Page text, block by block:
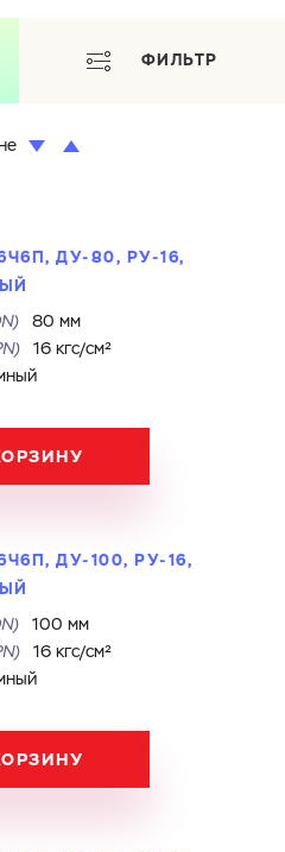
ФИЛЬТР
ДУ-80, РУ-16,
80 мм
16 кгс/см²
ДУ-100, РУ-16,
100 мм
16 кгс/см²